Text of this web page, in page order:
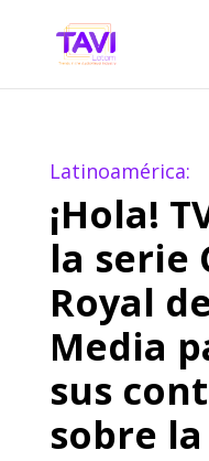
Latinoamérica:
¡Hola!
la serie
Royal
Media
sus
sobre